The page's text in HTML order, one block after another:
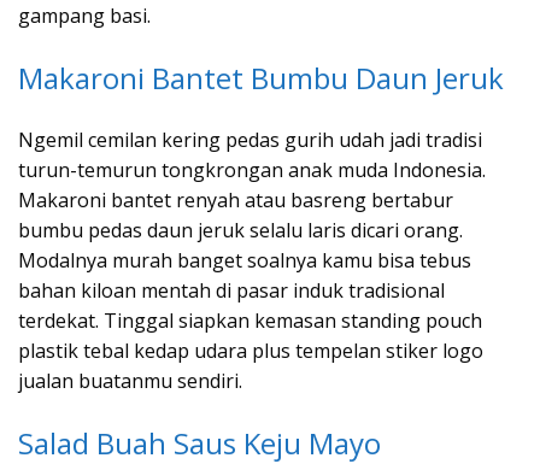
gampang basi.
Makaroni Bantet Bumbu Daun Jeruk
Ngemil cemilan kering pedas gurih udah jadi tradisi
turun-temurun tongkrongan anak muda Indonesia.
Makaroni bantet renyah atau basreng bertabur
bumbu pedas daun jeruk selalu laris dicari orang.
Modalnya murah banget soalnya kamu bisa tebus
bahan kiloan mentah di pasar induk tradisional
terdekat. Tinggal siapkan kemasan standing pouch
plastik tebal kedap udara plus tempelan stiker logo
jualan buatanmu sendiri.
Salad Buah Saus Keju Mayo